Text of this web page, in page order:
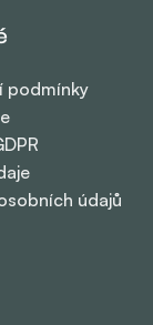
podmínky
údajů